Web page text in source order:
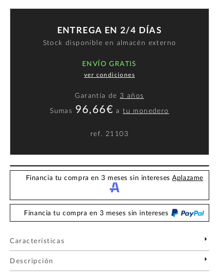
ENTREGA EN 2/4 DÍAS
Stock disponible en almacén externo
ENVÍO GRATIS
ver condiciones
Garantía de 3 años
Sumas 96,66€ atu monedero
ref. 21103
Financia tu compra en 3 meses sin interesesAplazame
Financia tu compra en 3 meses sin intereses
Características
Descripción